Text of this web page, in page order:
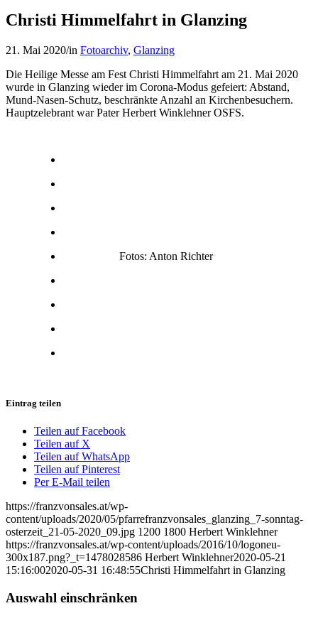
Christi Himmelfahrt in Glanzing
21. Mai 2020/in Fotoarchiv, Glanzing
Die Heilige Messe am Fest Christi Himmelfahrt am 21. Mai 2020
wurde in Glanzing wieder im Corona-Modus gefeiert: Abstand,
Mund-Nasen-Schutz, beschränkte Anzahl an Kirchenbesuchern.
Hauptzelebrant war Pater Herbert Winklehner OSFS.
Fotos: Anton Richter
Eintrag teilen
Teilen auf Facebook
Teilen auf X
Teilen auf WhatsApp
Teilen auf Pinterest
Per E-Mail teilen
https://franzvonsales.at/wp-
content/uploads/2020/05/pfarrefranzvonsales_glanzing_7-sonntag-
osterzeit_21-05-2020_09.jpg 1200 1800 Herbert Winklehner
https://franzvonsales.at/wp-content/uploads/2016/10/logoneu-
300x187.png?_t=1478028586 Herbert Winklehner2020-05-21
15:16:002020-05-31 16:48:55Christi Himmelfahrt in Glanzing
Auswahl einschränken